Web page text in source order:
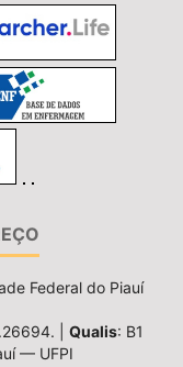
Federal do Piauí
| Qualis: B1
— UFPI